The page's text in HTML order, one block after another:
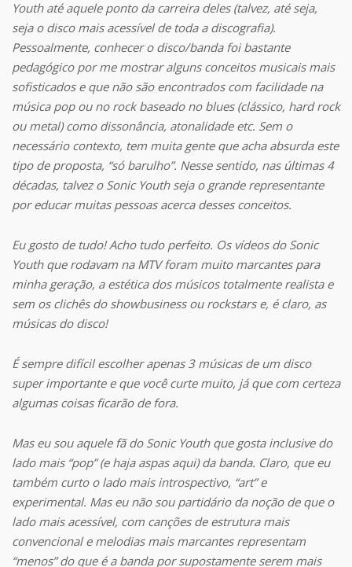
Youth até aquele ponto da carreira deles (talvez, até seja,
seja o disco mais acessível de toda a discografia).
Pessoalmente, conhecer o disco/banda foi bastante
pedagógico por me mostrar alguns conceitos musicais mais
sofisticados e que não são encontrados com facilidade na
música pop ou no rock baseado no blues (clássico, hard rock
ou metal) como dissonância, atonalidade etc. Sem o
necessário contexto, tem muita gente que acha absurda este
tipo de proposta, “só barulho”. Nesse sentido, nas últimas 4
décadas, talvez o Sonic Youth seja o grande representante
por educar muitas pessoas acerca desses conceitos.
Eu gosto de tudo! Acho tudo perfeito. Os vídeos do Sonic
Youth que rodavam na MTV foram muito marcantes para
minha geração, a estética dos músicos totalmente realista e
sem os clichês do showbusiness ou rockstars e, é claro, as
músicas do disco!
É sempre difícil escolher apenas 3 músicas de um disco
super importante e que você curte muito, já que com certeza
algumas coisas ficarão de fora.
Mas eu sou aquele fã do Sonic Youth que gosta inclusive do
lado mais “pop” (e haja aspas aqui) da banda. Claro, que eu
também curto o lado mais introspectivo, “art” e
experimental. Mas eu não sou partidário da noção de que o
lado mais acessível, com canções de estrutura mais
convencional e melodias mais marcantes representam
“menos” do que é a banda por supostamente serem mais